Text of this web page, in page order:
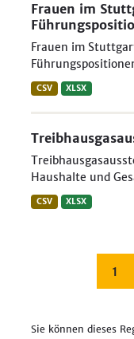
Frauen im
Frauen im
CSV XLSX
Haushalte und
CSV XLSX
1
Sie können dieses